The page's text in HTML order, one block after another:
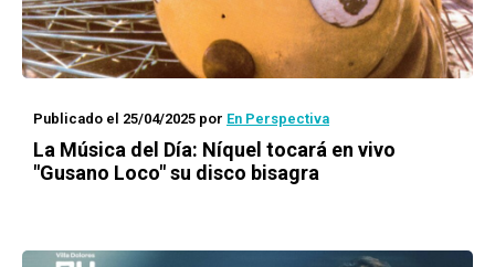
Publicado el 25/04/2025 por En Perspectiva
La Música del Día: Níquel tocará en vivo
"Gusano Loco" su disco bisagra